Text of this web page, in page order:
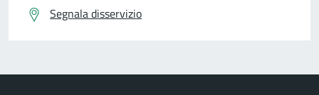
Segnala disservizio